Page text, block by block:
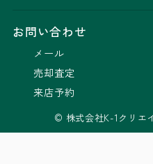
お問い合わせ
メール
売却査定
来店予約
© 株式会社K-1クリエ